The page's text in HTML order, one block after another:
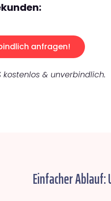
anfragen!
kostenlos & unverbindlich.
Einfacher